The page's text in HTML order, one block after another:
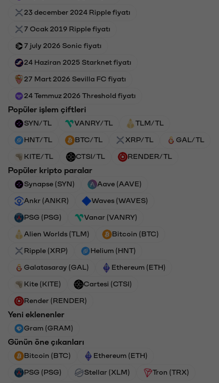
23 december 2024 Ripple fiyatı
7 Ocak 2019 Ripple fiyatı
7 july 2026 Sonic fiyatı
24 Haziran 2025 Starknet fiyatı
27 Mart 2026 Sevilla FC fiyatı
24 Temmuz 2026 Threshold fiyatı
Popüler işlem çiftleri
SYN/TL VANRY/TL TLM/TL
HNT/TL BTC/TL XRP/TL GAL/TL
KITE/TL CTSI/TL RENDER/TL
Popüler kripto paralar
Synapse (SYN) Aave (AAVE)
Ankr (ANKR) Waves (WAVES)
PSG (PSG) Vanar (VANRY)
Alien Worlds (TLM) Bitcoin (BTC)
Ripple (XRP) Helium (HNT)
Galatasaray (GAL) Ethereum (ETH)
Kite (KITE) Cartesi (CTSI)
Render (RENDER)
Yeni eklenenler
Gram (GRAM)
Günün öne çıkanları
Bitcoin (BTC) Ethereum (ETH)
PSG (PSG) Stellar (XLM) Tron (TRX)